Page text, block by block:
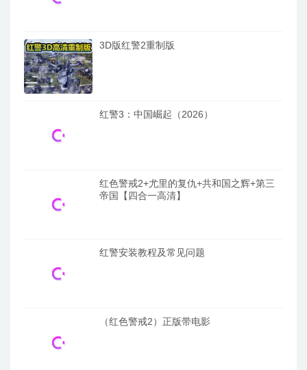
3D版红警2重制版
红警3：中国崛起（2026）
红色警戒2+尤里的复仇+共和国之辉+第三
帝国【四合一高清】
红警安装教程及常见问题
（红色警戒2）正版带电影